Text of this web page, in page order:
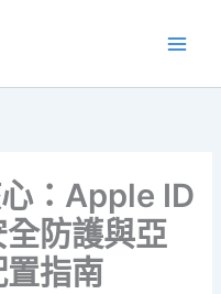
：Apple ID
防護與亞
指南